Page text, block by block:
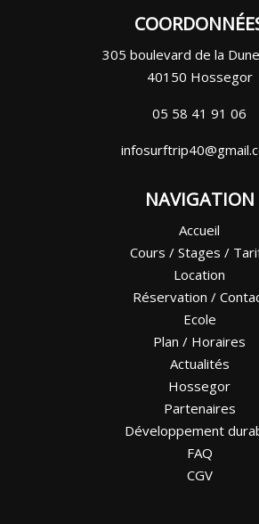
305 boulevard de la
40150 Hossegor
05 58 41 91 06
NAVIGATION
Accueil
Cours / Stages /
Location
Réservation /
Ecole
Plan / Horaires
Actualités
Hossegor
Partenaires
Développement
FAQ
CGV